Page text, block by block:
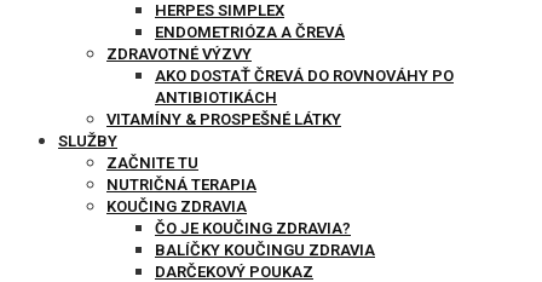
HERPES SIMPLEX
ENDOMETRIÓZA A ČREVÁ
ZDRAVOTNÉ VÝZVY
AKO DOSTAŤ ČREVÁ DO ROVNOVÁHY PO
ANTIBIOTIKÁCH
VITAMÍNY & PROSPEŠNÉ LÁTKY
SLUŽBY
ZAČNITE TU
NUTRIČNÁ TERAPIA
KOUČING ZDRAVIA
ČO JE KOUČING ZDRAVIA?
BALÍČKY KOUČINGU ZDRAVIA
DARČEKOVÝ POUKAZ